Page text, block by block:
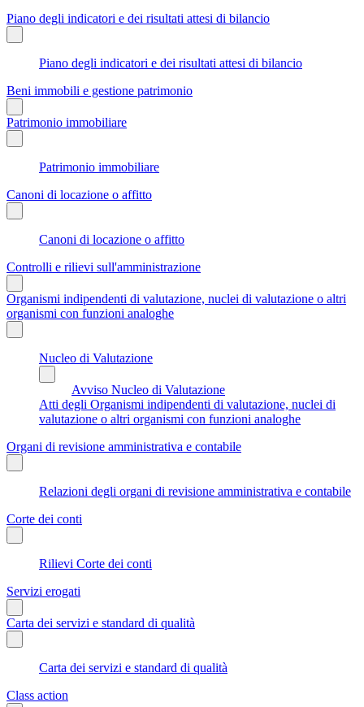
Piano degli indicatori e dei risultati attesi di bilancio
Piano degli indicatori e dei risultati attesi di bilancio
Beni immobili e gestione patrimonio
Patrimonio immobiliare
Patrimonio immobiliare
Canoni di locazione o affitto
Canoni di locazione o affitto
Controlli e rilievi sull'amministrazione
Organismi indipendenti di valutazione, nuclei di valutazione o altri
organismi con funzioni analoghe
Nucleo di Valutazione
Avviso Nucleo di Valutazione
Atti degli Organismi indipendenti di valutazione, nuclei di
valutazione o altri organismi con funzioni analoghe
Organi di revisione amministrativa e contabile
Relazioni degli organi di revisione amministrativa e contabile
Corte dei conti
Rilievi Corte dei conti
Servizi erogati
Carta dei servizi e standard di qualità
Carta dei servizi e standard di qualità
Class action